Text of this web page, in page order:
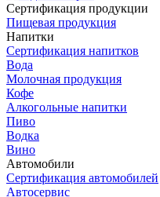
Сертификация продукции
Пищевая продукция
Напитки
Сертификация напитков
Вода
Молочная продукция
Кофе
Алкогольные напитки
Пиво
Водка
Вино
Автомобили
Сертификация автомобилей
Автосервис